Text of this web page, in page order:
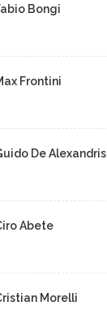
Bongi
Frontini
De Alexandris
Abete
Morelli